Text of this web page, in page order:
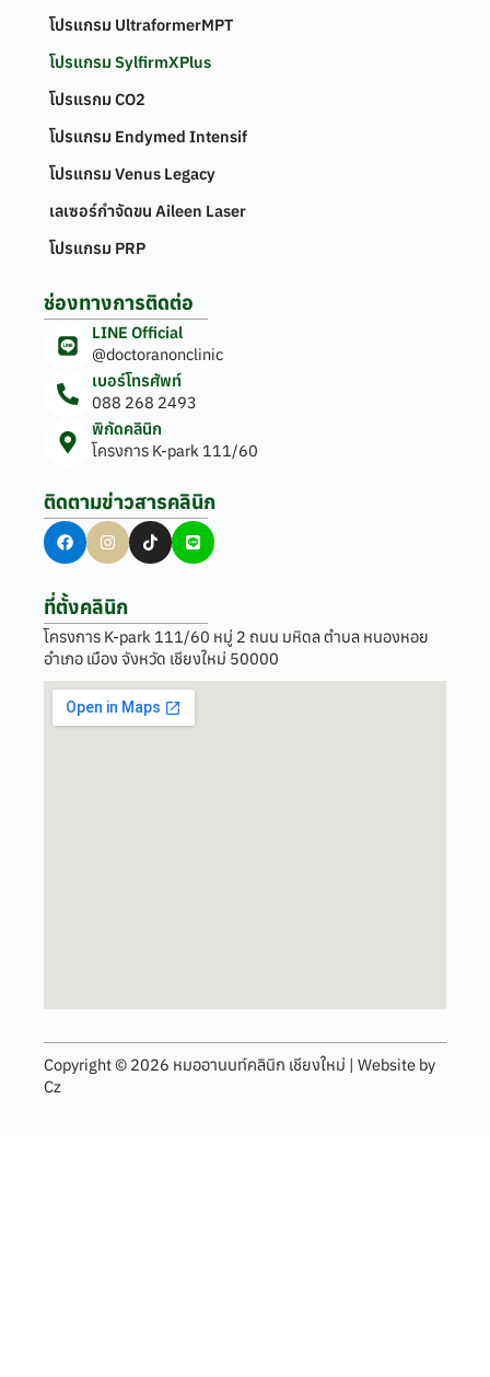
โปรแกรม UltraformerMPT
โปรแกรม SylfirmXPlus
โปรแรกม CO2
โปรแกรม Endymed Intensif
โปรแกรม Venus Legacy
เลเซอร์กำจัดขน Aileen Laser
โปรแกรม PRP
ช่องทางการติดต่อ
LINE Official
@doctoranonclinic
เบอร์โทรศัพท์
088 268 2493
พิกัดคลินิก
โครงการ K-park 111/60
ติดตามข่าวสารคลินิก
ที่ตั้งคลินิก
โครงการ K-park 111/60 หมู่ 2 ถนน มหิดล ตำบล หนองหอย
อำเภอ เมือง จังหวัด เชียงใหม่ 50000
Copyright © 2026 หมออานนท์คลินิก เชียงใหม่ | Website by
Cz